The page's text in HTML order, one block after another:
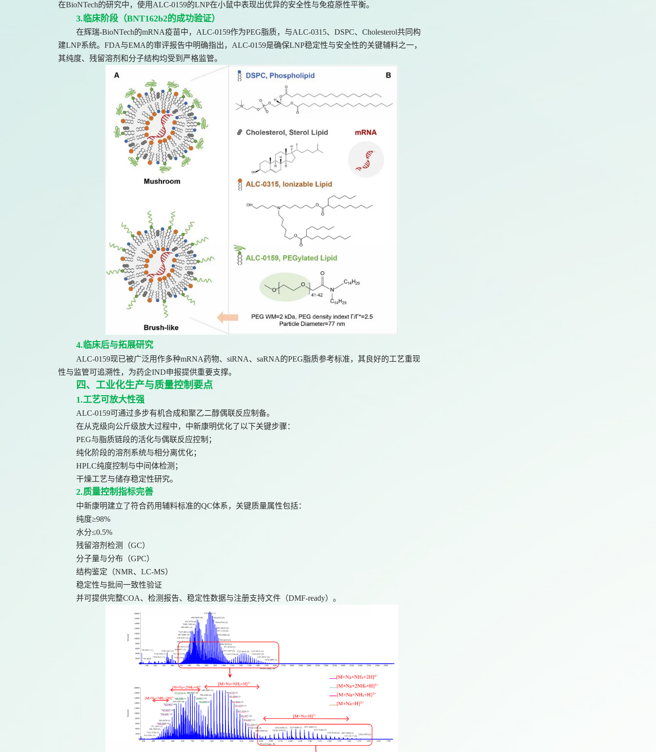
在BioNTech的研究中，使用ALC-0159的LNP在小鼠中表现出优异的安全性与免疫原性平衡。
3.临床阶段（BNT162b2的成功验证）
在辉瑞-BioNTech的mRNA疫苗中，ALC-0159作为PEG脂质，与ALC-0315、DSPC、Cholesterol共同构
建LNP系统。FDA与EMA的审评报告中明确指出，ALC-0159是确保LNP稳定性与安全性的关键辅料之一，
其纯度、残留溶剂和分子结构均受到严格监管。
4.临床后与拓展研究
ALC-0159现已被广泛用作多种mRNA药物、siRNA、saRNA的PEG脂质参考标准，其良好的工艺重现
性与监管可追溯性，为药企IND申报提供重要支撑。
四、工业化生产与质量控制要点
1.工艺可放大性强
ALC-0159可通过多步有机合成和聚乙二醇偶联反应制备。
在从克级向公斤级放大过程中，中新康明优化了以下关键步骤：
PEG与脂质链段的活化与偶联反应控制；
纯化阶段的溶剂系统与相分离优化；
HPLC纯度控制与中间体检测；
干燥工艺与储存稳定性研究。
2.质量控制指标完善
中新康明建立了符合药用辅料标准的QC体系，关键质量属性包括：
纯度≥98%
水分≤0.5%
残留溶剂检测（GC）
分子量与分布（GPC）
结构鉴定（NMR、LC-MS）
稳定性与批间一致性验证
并可提供完整COA、检测报告、稳定性数据与注册支持文件（DMF-ready）。